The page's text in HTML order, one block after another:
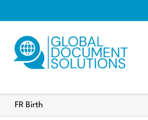
Apostille
FR Birth